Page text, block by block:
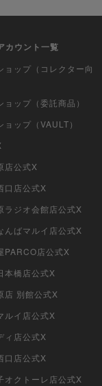
カウント一覧
ョップ（コレクター向
ップ（委託商品）
ップ（VAULT）
店公式X
口店公式X
ラジオ会館店公式X
んばマルイ店公式X
PARCO店公式X
本橋店公式X
店 別館公式X
ルイ店公式X
ィ店公式X
口店公式X
オクトーレ店公式X